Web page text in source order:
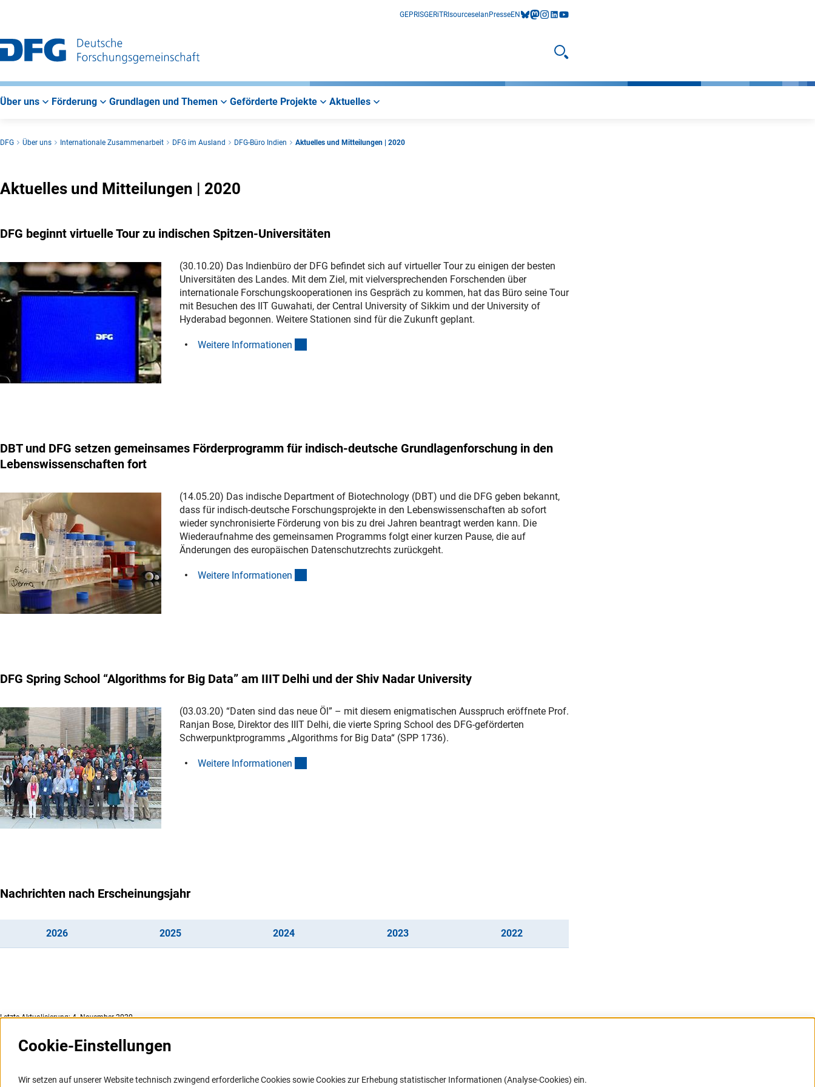
GEPRISGERiTRIsourceselan PresseEN bluesky
mastodon
instagram
linkedIn
youtube
Suche öffnen
Über uns Förderung Grundlagen und Themen Geförderte Projekte Aktuelles
DFG Über uns Internationale Zusammenarbeit DFG im Ausland DFG-Büro Indien Aktuelles und Mitteilungen | 2020
Aktuelles und Mitteilungen | 2020
DFG beginnt virtuelle Tour zu indischen Spitzen-Universitäten
(30.10.20) Das Indienbüro der DFG befindet sich auf virtueller Tour zu einigen der besten
Universitäten des Landes. Mit dem Ziel, mit vielversprechenden Forschenden über
internationale Forschungskooperationen ins Gespräch zu kommen, hat das Büro seine Tour
mit Besuchen des IIT Guwahati, der Central University of Sikkim und der University of
Hyderabad begonnen. Weitere Stationen sind für die Zukunft geplant.
Weitere Informationen
DBT und DFG setzen gemeinsames Förderprogramm für indisch-deutsche Grundlagenforschung in den
Lebenswissenschaften fort
(14.05.20) Das indische Department of Biotechnology (DBT) und die DFG geben bekannt,
dass für indisch-deutsche Forschungsprojekte in den Lebenswissenschaften ab sofort
wieder synchronisierte Förderung von bis zu drei Jahren beantragt werden kann. Die
Wiederaufnahme des gemeinsamen Programms folgt einer kurzen Pause, die auf
Änderungen des europäischen Datenschutzrechts zurückgeht.
Weitere Informationen
DFG Spring School “Algorithms for Big Data” am IIIT Delhi und der Shiv Nadar University
(03.03.20) “Daten sind das neue Öl” – mit diesem enigmatischen Ausspruch eröffnete Prof.
Ranjan Bose, Direktor des IIIT Delhi, die vierte Spring School des DFG-geförderten
Schwerpunktprogramms „Algorithms for Big Data“ (SPP 1736).
Weitere Informationen
Nachrichten nach Erscheinungsjahr
2026(interner Link) 2025(interner Link) 2024(interner Link) 2023(interner Link) 2022(interner Link)
Letzte Aktualisierung: 4. November 2020
Informationssysteme
Cookie-Einstellungen
Wir setzen auf unserer Website technisch zwingend erforderliche Cookies sowie Cookies zur Erhebung statistischer Informationen (Analyse-Cookies) ein.